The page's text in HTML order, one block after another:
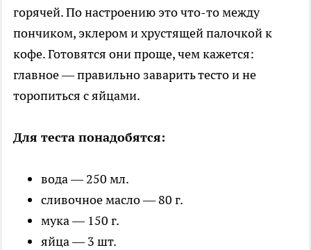
горячей. По настроению это что-то между
пончиком, эклером и хрустящей палочкой к
кофе. Готовятся они проще, чем кажется:
главное — правильно заварить тесто и не
торопиться с яйцами.
Для теста понадобятся:
вода — 250 мл.
сливочное масло — 80 г.
мука — 150 г.
яйца — 3 шт.